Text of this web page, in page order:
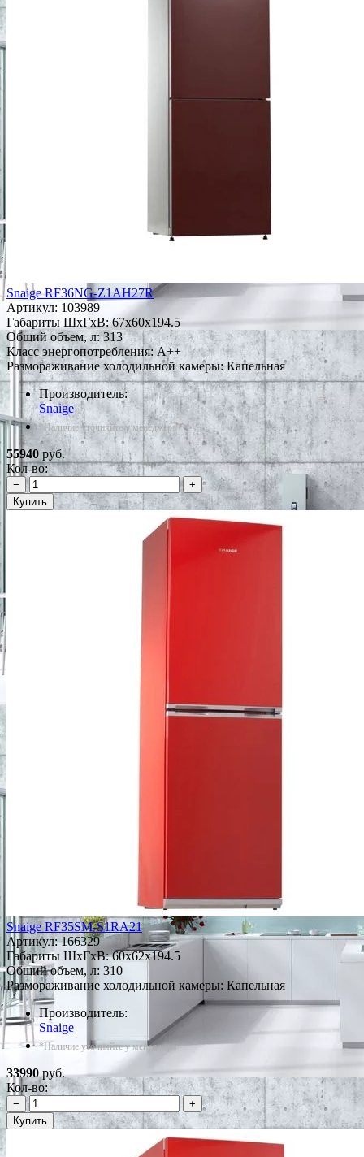
Snaige RF36NG-Z1AH27R
Артикул: 103989
Габариты ШxГxВ: 67x60x194.5
Общий объем, л: 313
Класс энергопотребления: A++
Размораживание холодильной камеры: Капельная
Производитель:
Snaige
*Наличие уточняйте у менеджера
55940 руб.
Кол-во:
−
+
Купить
Snaige RF35SM-S1RA21
Артикул:166329
Габариты ШxГxВ: 60x62x194.5
Общий объем, л: 310
Размораживание холодильной камеры: Капельная
Производитель:
Snaige
*Наличие уточняйте у менеджера
33990 руб.
Кол-во:
−
+
Купить